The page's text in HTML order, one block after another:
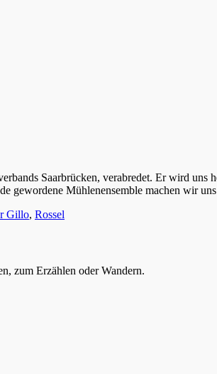
Saarbrücken, verabredet. Er wird uns
gewordene Mühlenensemble machen wir
Gillo, Rossel
zum Erzählen oder Wandern.